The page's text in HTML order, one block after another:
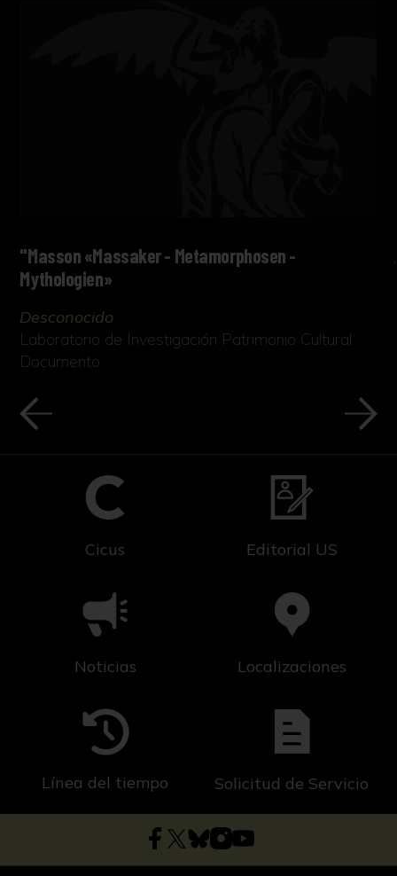
"Masson «Massaker - Metamorphosen -
Mythologien»
Desconocido
Laboratorio de Investigación Patrimonio Cultural
Documento
Cicus Editorial US
Noticias Localizaciones
Línea del tiempo Solicitud de Servicio